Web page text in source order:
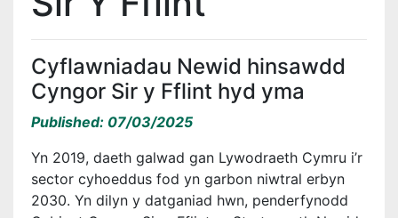
Cyflawniadau Newid hinsawdd
Cyngor Sir y Fflint hyd yma
Published: 07/03/2025
Yn 2019, daeth galwad gan Lywodraeth Cymru i’r
sector cyhoeddus fod yn garbon niwtral erbyn
2030. Yn dilyn y datganiad hwn, penderfynodd